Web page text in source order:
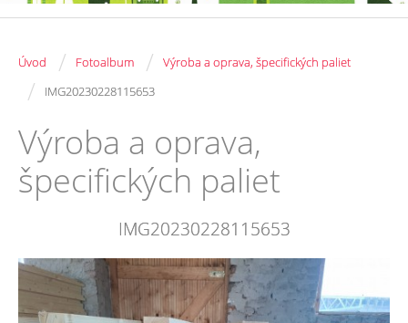
Úvod / Fotoalbum / Výroba a oprava, špecifických paliet
/ IMG20230228115653
Výroba a oprava,
špecifických paliet
IMG20230228115653